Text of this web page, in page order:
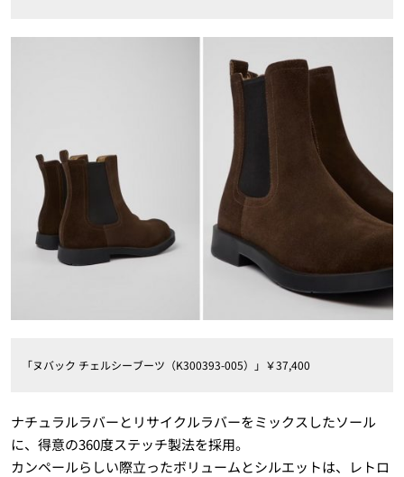
「ヌバック チェルシーブーツ（K300393-005）」￥37,400
ナチュラルラバーとリサイクルラバーをミックスしたソール
に、得意の360度ステッチ製法を採用。
カンペールらしい際立ったボリュームとシルエットは、レトロ